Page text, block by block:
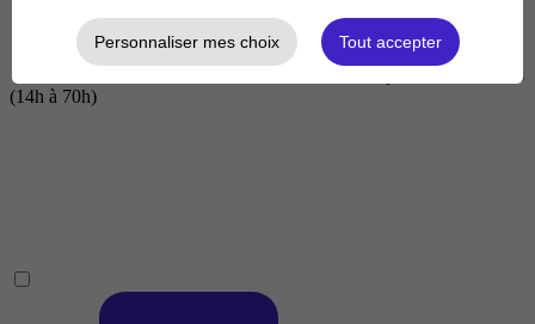
2 jours à 2 semaines
(14h à 70h)
Personnaliser mes choix Tout accepter